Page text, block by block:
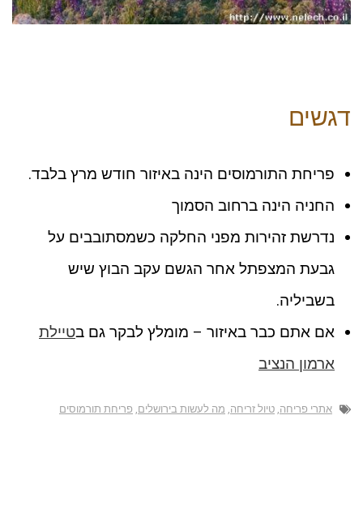
דגשים
פריחת התורמוסים הינה באיזור חודש מרץ בלבד.
החניה הינה ברחוב הסמוך
נדרשת זהירות מפני החלקה כשמסתובבים על
גבעת המצפתל אחר הגשם עקב הבוץ שיש
בשביליה.
אם אתם כבר באיזור – מומלץ לבקר גם בטיילת
ארמון הנציב
אתרי פריחה, טיול זריחה, מה לעשות בירושלים, פריחת תורמוסים